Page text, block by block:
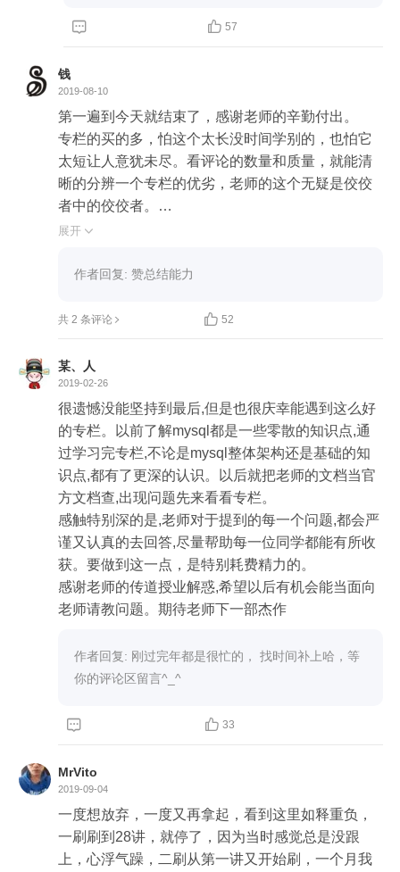
  57
钱
2019-08-10
第一遍到今天就结束了，感谢老师的辛勤付出。
专栏的买的多，怕这个太长没时间学别的，也怕它
太短让人意犹未尽。看评论的数量和质量，就能清
晰的分辨一个专栏的优劣，老师的这个无疑是佼佼
者中的佼佼者。
这个专栏学起来好像看《少年包青天》一样，
分析问题——寻找问题的凶手
总结问题——记录抓住问题凶手的始末
现问题、解决问题、总结问题是我们的责任。老师
的指导，让我们的见识和技能得到了提升，这样便
能解决更多的问题创造更多的价值。
而且我觉得技术的存在也是为了解决各种问题的，
数据库——解决数据存储的问题
WAL——解决数据一致性问题
多线程——解决性能差异的问题
锁——解决多线程并发导致数据不一致的问题
索引——解决数据查询或者操作慢的问题
日志——解决数据备份、同步、恢复等问题
数据库主备——解决数据高可用的问题
数据库读写分离——解决数据库压力的问题
从简单到复杂，解决一个问题就会引入一些新的问
题，然后再想办法解决新的问题，事情就变得越来
衍生出了许多新的东西，东西一多就需要分一下
它的核心就是存储数据，剩下的就是怎么操作舒服
怎么操作快的问题啦！想必其他工具也是如此？
展开 
作者回复: 赞总结能力
共 2 条评论  52
某、人
2019-02-26
很遗憾没能坚持到最后,但是也很庆幸能遇到这么好
的专栏。以前了解mysql都是一些零散的知识点,通
过学习完专栏,不论是mysql整体架构还是基础的知
识点,都有了更深的认识。以后就把老师的文档当官
方文档查,出现问题先来看看专栏。
感触特别深的是,老师对于提到的每一个问题,都会严
谨又认真的去回答,尽量帮助每一位同学都能有所收
获。要做到这一点，是特别耗费精力的。
感谢老师的传道授业解惑,希望以后有机会能当面向
老师请教问题。期待老师下一部杰作
作者回复: 刚过完年都是很忙的， 找时间补上哈，等
你的评论区留言^_^
  33
MrVito
2019-09-04
一度想放弃，一度又再拿起，看到这里如释重负，
一刷刷到28讲，就停了，因为当时感觉总是没跟
上，心浮气躁，二刷从第一讲又开始刷，一个月我